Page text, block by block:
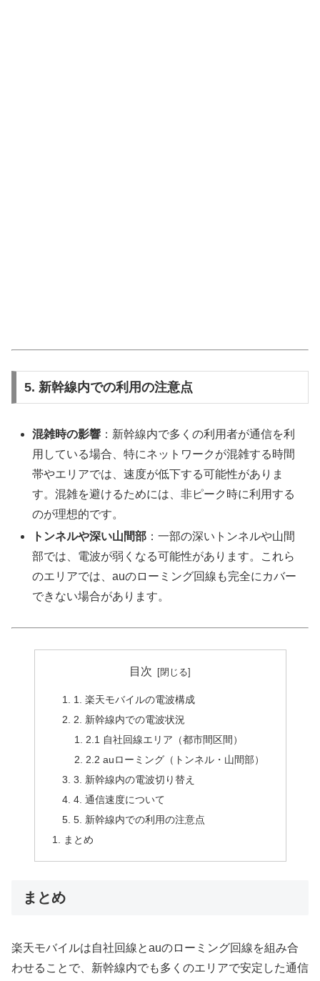
5. 新幹線内での利用の注意点
混雑時の影響 ：新幹線内で多くの利用者が通信を利
用している場合、特にネットワークが混雑する時間
帯やエリアでは、速度が低下する可能性がありま
す。混雑を避けるためには、非ピーク時に利用する
のが理想的です。
トンネルや深い山間部 ：一部の深いトンネルや山間
部では、電波が弱くなる可能性があります。これら
のエリアでは、auのローミング回線も完全にカバー
できない場合があります。
目次
1. 楽天モバイルの電波構成
2. 新幹線内での電波状況
2.1 自社回線エリア（都市間区間）
2.2 auローミング（トンネル・山間部）
3. 新幹線内の電波切り替え
4. 通信速度について
5. 新幹線内での利用の注意点
まとめ
まとめ
楽天モバイルは自社回線とauのローミング回線を組み合
わせることで、新幹線内でも多くのエリアで安定した通信